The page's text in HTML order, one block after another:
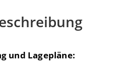
und Lagepläne: